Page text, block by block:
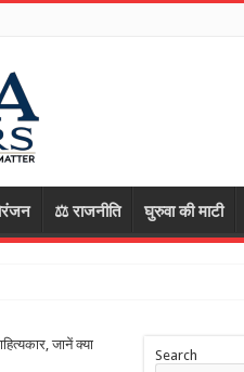
⚖️ राजनीति घुरुवा की माटी
जानें क्या
Search